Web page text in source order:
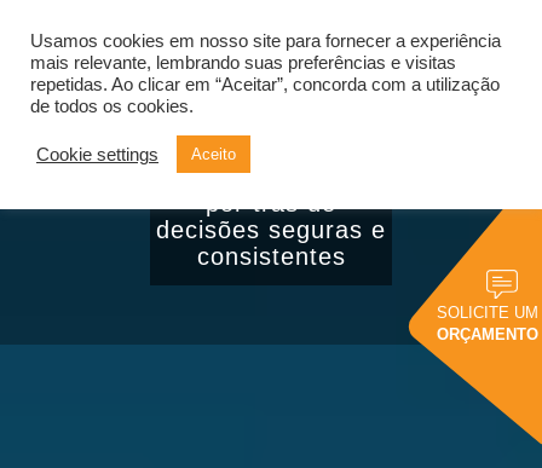
SOLICITE UM
ORÇAMENTO
Alternar
Governança de
dados: o segredo
por trás de
decisões seguras e
consistentes
Usamos cookies em nosso site para fornecer a experiência
mais relevante, lembrando suas preferências e visitas
repetidas. Ao clicar em “Aceitar”, concorda com a utilização
de todos os cookies.
Cookie settings Aceito